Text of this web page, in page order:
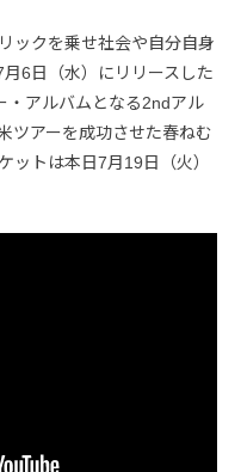
ックを乗せ社会や自分自身
6日（水）にリリースした
・アルバムとなる2ndアル
ツアーを成功させた春ねむ
ットは本日7月19日（火）